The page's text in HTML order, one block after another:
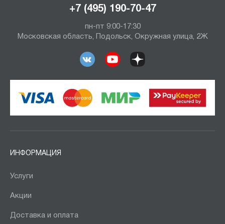
+7 (495) 190-70-47
пн-пт 9:00-17:30
Московская область, Подольск, Окружная улица, 2Ж
ИНФОРМАЦИЯ
Услуги
Акции
Доставка и оплата